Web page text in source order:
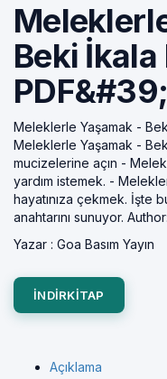
Beki İkala
Meleklerle Yaşamak -
Meleklerle Yaşamak -
mucizelerine açın -
yardım istemek. -
hayatınıza çekmek. İşte
anahtarını sunuyor.
Yazar : Goa Basım Yayın
INDIRKITAP
Açıklama